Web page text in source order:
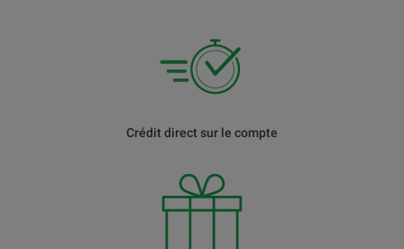
Crédit direct sur le compte